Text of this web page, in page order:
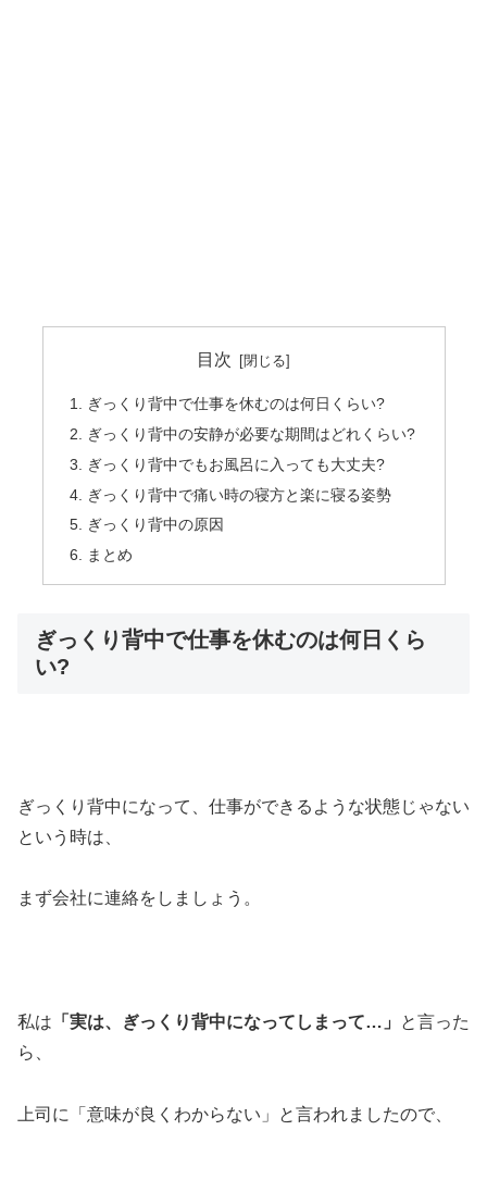
目次
ぎっくり背中で仕事を休むのは何日くらい?
ぎっくり背中の安静が必要な期間はどれくらい?
ぎっくり背中でもお風呂に入っても大丈夫?
ぎっくり背中で痛い時の寝方と楽に寝る姿勢
ぎっくり背中の原因
まとめ
ぎっくり背中で仕事を休むのは何日くら
い?
ぎっくり背中になって、仕事ができるような状態じゃない
という時は、
まず会社に連絡をしましょう。
私は 「実は、ぎっくり背中になってしまって…」
と言った
ら、
上司に「意味が良くわからない」と言われましたので、